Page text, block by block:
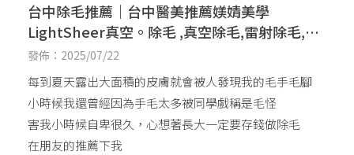
台中除毛推薦｜台中醫美推薦媄婧美學
LightSheer真空。除毛 ,真空除毛,雷射除毛,永
久除毛,美腿,白皙腿,無痛除毛
發佈：2025/07/22
每到夏天露出大面積的皮膚就會被人發現我的毛手毛腳
小時候我還曾經因為手毛太多被同學戲稱是毛怪
害我小時候自卑很久，心想著長大一定要存錢做除毛
在朋友的推薦下我